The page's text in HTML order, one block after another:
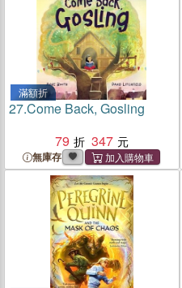
滿額折
27.Come Back, Gosling
79
347
無庫存